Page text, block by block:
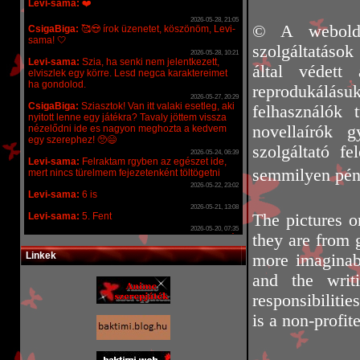
Linkek
© A
által védett
novellaírók
szolgáltató
semmilyen
The pictures
they are from
more
and the
is a non-